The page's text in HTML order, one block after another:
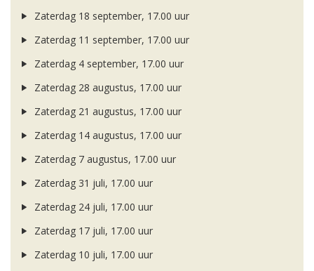
Zaterdag 18 september, 17.00 uur
Zaterdag 11 september, 17.00 uur
Zaterdag 4 september, 17.00 uur
Zaterdag 28 augustus, 17.00 uur
Zaterdag 21 augustus, 17.00 uur
Zaterdag 14 augustus, 17.00 uur
Zaterdag 7 augustus, 17.00 uur
Zaterdag 31 juli, 17.00 uur
Zaterdag 24 juli, 17.00 uur
Zaterdag 17 juli, 17.00 uur
Zaterdag 10 juli, 17.00 uur